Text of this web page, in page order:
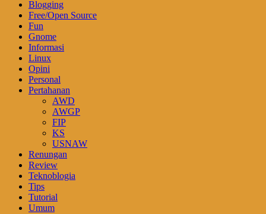
Blogging
Free/Open Source
Fun
Gnome
Informasi
Linux
Opini
Personal
Pertahanan
AWD
AWGP
FIP
KS
USNAW
Renungan
Review
Teknoblogia
Tips
Tutorial
Umum